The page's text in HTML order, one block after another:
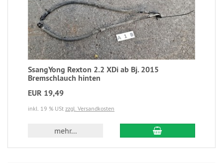
SsangYong Rexton 2.2 XDi ab Bj. 2015
Bremschlauch hinten
EUR 19,49
inkl. 19 % USt zzgl. Versandkosten
mehr...